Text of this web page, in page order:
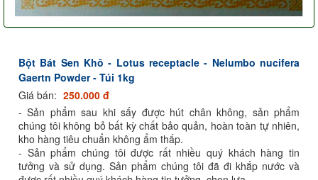
Bột Bát Sen Khô - Lotus receptacle - Nelumbo nucifera
Gaertn Powder - Túi 1kg
Giá bán: 250.000 đ
- Sản phẩm sau khi sấy được hút chân không, sản phẩm
chúng tôi không bỏ bất kỳ chất bảo quản, hoàn toàn tự nhiên,
kho hàng tiêu chuẩn không ẩm thấp.
- Sản phẩm chúng tôi được rất nhiều quý khách hàng tin
tưởng và sử dụng. Sản phẩm chúng tôi đã đi khắp nước và